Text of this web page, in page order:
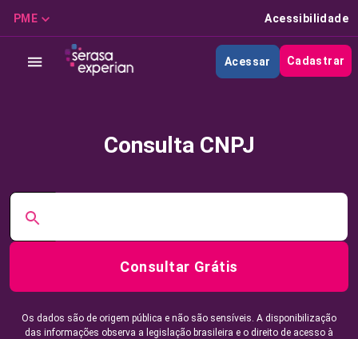
PME Acessibilidade
Acessar Cadastrar
Consulta CNPJ
Consultar Grátis
Os dados são de origem pública e não são sensíveis. A disponibilização
das informações observa a legislação brasileira e o direito de acesso à